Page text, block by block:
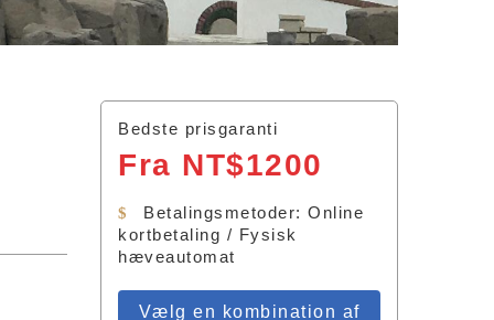
Bedste prisgaranti
Fra NT$1200
Betalingsmetoder: Online
kortbetaling / Fysisk
hæveautomat
Vælg en kombination af